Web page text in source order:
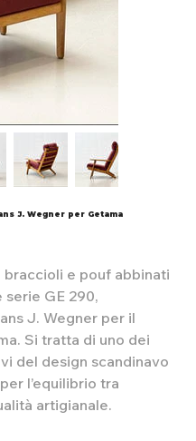
J. Wegner per Getama
e pouf abbinati
GE 290,
J. Wegner per il
Si tratta di uno dei
del design scandinavo
l’equilibrio tra
artigianale.